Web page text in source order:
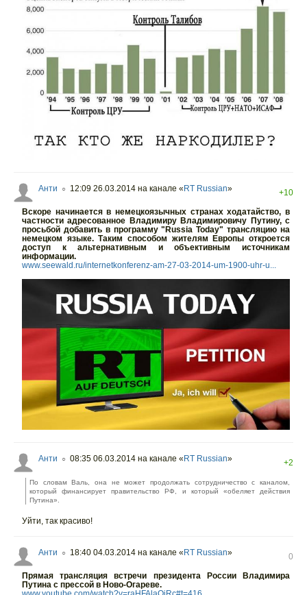
Анти ○ 12:09 26.03.2014 на канале « RT Russian»
+10
Вскоре начинается в немецкоязычных странах ходатайство, в
частности адресованное Владимиру Владимировичу Путину, с
просьбой добавить в программу "Russia Today" трансляцию на
немецком языке. Таким способом жителям Европы откроется
доступ к альтернативным и объективным источникам
информации.
www.seewald.ru/internetkonferenz-am-27-03-2014-um-1900-uhr-u...
Анти ○ 08:35 06.03.2014 на канале «RT Russian» +2
По словам Валь, она не может продолжать сотрудничество с каналом,
который финансирует правительство РФ, и который «обеляет действия
Путина».
Уйти, так красиво!
Анти ○ 18:40 04.03.2014 на канале «RT Russian»
0
Прямая трансляция встречи президента России Владимира
Путина с прессой в Ново-Огареве.